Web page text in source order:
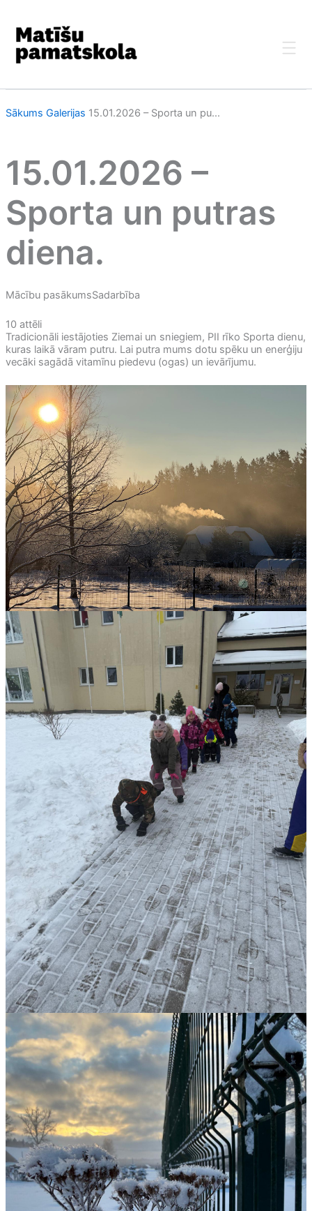
content
Sākums Galerijas 15.01.2026 – Sporta un pu...
15.01.2026 –
Sporta un putras
diena.
Mācību pasākumsSadarbība
10 attēli
Tradicionāli iestājoties Ziemai un sniegiem, PII rīko Sporta dienu,
kuras laikā vāram putru. Lai putra mums dotu spēku un enerģiju
vecāki sagādā vitamīnu piedevu (ogas) un ievārījumu.